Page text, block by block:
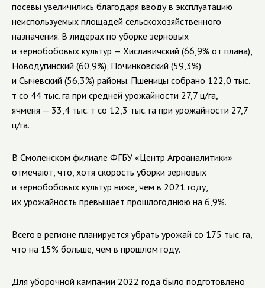
посевы увеличились благодаря вводу в эксплуатацию
неиспользуемых площадей сельскохозяйственного
назначения. В лидерах по уборке зерновых
и зернобобовых культур — Хиславичский (66,9% от плана),
Новодугинский (60,9%), Починковский (59,3%)
и Сычевский (56,3%) районы. Пшеницы собрано 122,0 тыс.
т со 44 тыс. га при средней урожайности 27,7 ц/га,
ячменя — 33,4 тыс. т со 12,3 тыс. га при урожайности 27,7
ц/га.
В Смоленском филиале ФГБУ «Центр Агроаналитики»
отмечают, что, хотя скорость уборки зерновых
и зернобобовых культур ниже, чем в 2021 году,
их урожайность превышает прошлогоднюю на 6,9%.
Всего в регионе планируется убрать урожай со 175 тыс. га,
что на 15% больше, чем в прошлом году.
Для уборочной кампании 2022 года было подготовлено